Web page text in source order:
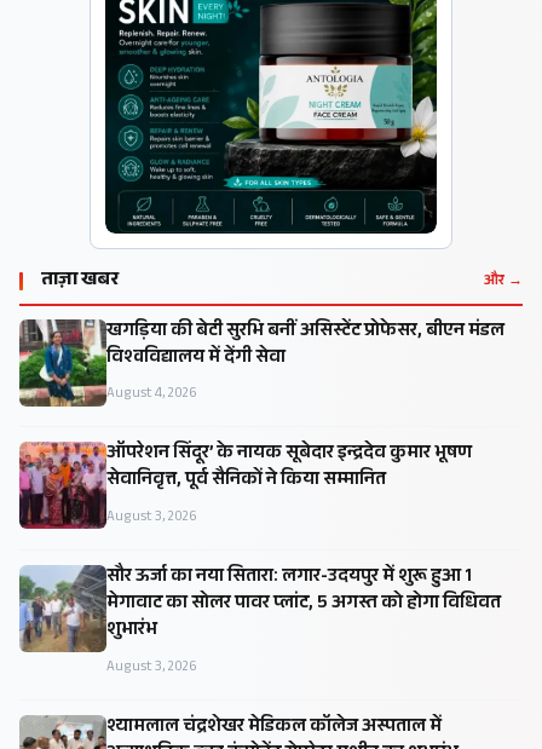
ताज़ा खबर और →
खगड़िया की बेटी सुरभि बनीं असिस्टेंट प्रोफेसर, बीएन मंडल
विश्वविद्यालय में देंगी सेवा
August 4, 2026
ऑपरेशन सिंदूर’ के नायक सूबेदार इन्द्रदेव कुमार भूषण
सेवानिवृत्त, पूर्व सैनिकों ने किया सम्मानित
August 3, 2026
सौर ऊर्जा का नया सितारा: लगार-उदयपुर में शुरू हुआ 1
मेगावाट का सोलर पावर प्लांट, 5 अगस्त को होगा विधिवत
शुभारंभ
August 3, 2026
श्यामलाल चंद्रशेखर मेडिकल कॉलेज अस्पताल में